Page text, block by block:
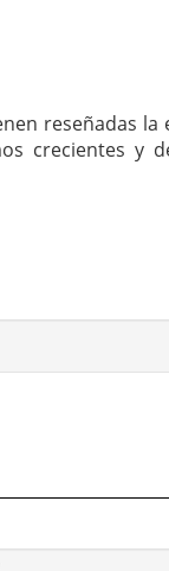
reseñadas
crecientes y